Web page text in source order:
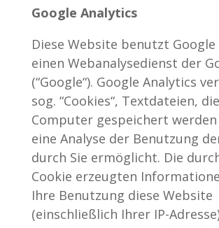
Google Analytics
Diese Website benutzt Google
einen Webanalysedienst der
(“Google“). Google Analytics
sog. “Cookies“, Textdateien,
Computer gespeichert
eine Analyse der Benutzung
durch Sie ermöglicht. Die
Cookie erzeugten
Ihre Benutzung diese Website
(einschließlich Ihrer IP-